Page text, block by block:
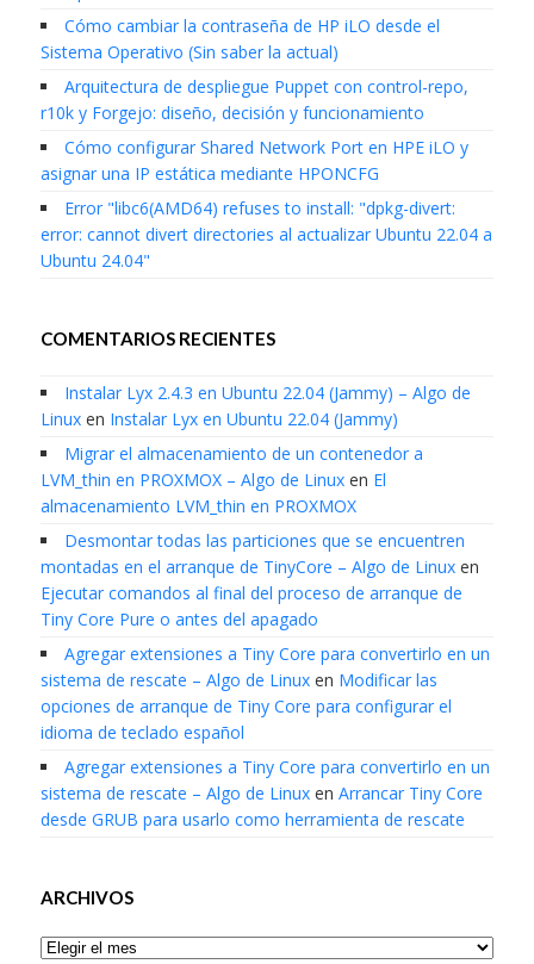
Cómo cambiar la contraseña de HP iLO desde el
Sistema Operativo (Sin saber la actual)
Arquitectura de despliegue Puppet con control-repo,
r10k y Forgejo: diseño, decisión y funcionamiento
Cómo configurar Shared Network Port en HPE iLO y
asignar una IP estática mediante HPONCFG
Error "libc6(AMD64) refuses to install: "dpkg-divert:
error: cannot divert directories al actualizar Ubuntu 22.04 a
Ubuntu 24.04"
COMENTARIOS RECIENTES
Instalar Lyx 2.4.3 en Ubuntu 22.04 (Jammy) – Algo de
Linuxen Instalar Lyx en Ubuntu 22.04 (Jammy)
Migrar el almacenamiento de un contenedor a
LVM_thin en PROXMOX – Algo de Linuxen El
almacenamiento LVM_thin en PROXMOX
Desmontar todas las particiones que se encuentren
montadas en el arranque de TinyCore – Algo de Linuxen
Ejecutar comandos al final del proceso de arranque de
Tiny Core Pure o antes del apagado
Agregar extensiones a Tiny Core para convertirlo en un
sistema de rescate – Algo de Linuxen Modificar las
opciones de arranque de Tiny Core para configurar el
idioma de teclado español
Agregar extensiones a Tiny Core para convertirlo en un
sistema de rescate – Algo de Linuxen Arrancar Tiny Core
desde GRUB para usarlo como herramienta de rescate
ARCHIVOS
Archivos